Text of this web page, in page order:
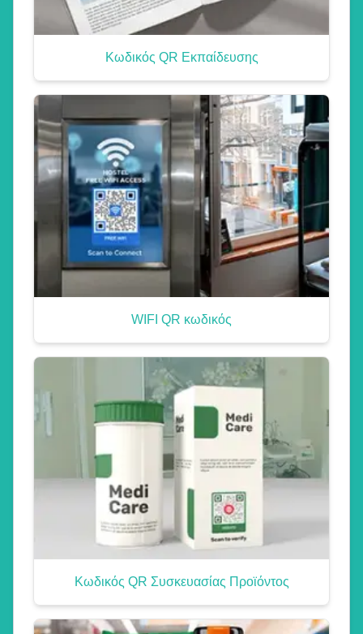
Κωδικός QR Εκπαίδευσης
WIFI QR κωδικός
Κωδικός QR Συσκευασίας Προϊόντος